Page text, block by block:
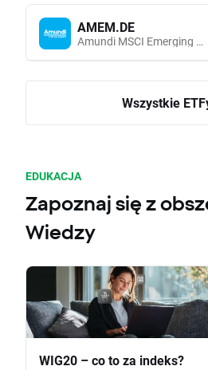
AMEM.DE
Amundi MSCI Emerging Markets UCITS (Acc EUR)
Wszystkie
EDUKACJA
Zapoznaj się z
Wiedzy
WIG20 – co to za indeks?